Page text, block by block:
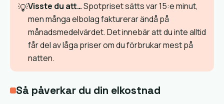
💡Visste du att…Spotpriset sätts var 15:e minut,
men många elbolag fakturerar ändå på
månadsmedelvärdet. Det innebär att du inte alltid
får del av låga priser om du förbrukar mest på
natten.
Så påverkar du din elkostnad